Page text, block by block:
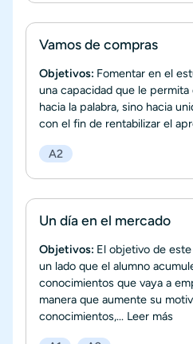
Vamos de compras
Objetivos: Fomentar en el
una capacidad que le
hacia la palabra, sino hacia
con el fin de rentabilizar el
A2
Un día en el mercado
Objetivos: El objetivo de
un lado que el alumno
conocimientos que vaya a
manera que aumente su
conocimientos,... Leer más